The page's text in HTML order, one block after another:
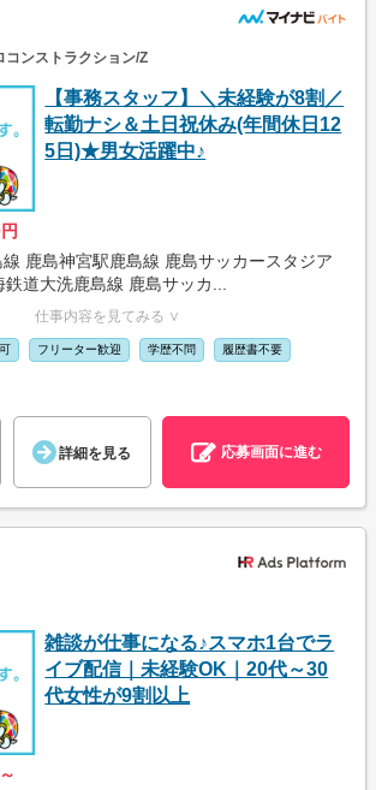
コンストラクション/Z
【事務スタッフ】＼未経験が8割／
転勤ナシ＆土日祝休み(年間休日12
5日)★男女活躍中♪
鹿島神宮駅鹿島線 鹿島サッカースタジア
鉄道大洗鹿島線 鹿島サッカ...
仕事内容を見てみる ∨
フリーター歓迎 学歴不問 履歴書不要
詳細を見る 応募画面に進む
雑談が仕事になる♪スマホ1台でラ
イブ配信｜未経験OK｜20代～30
代女性が9割以上